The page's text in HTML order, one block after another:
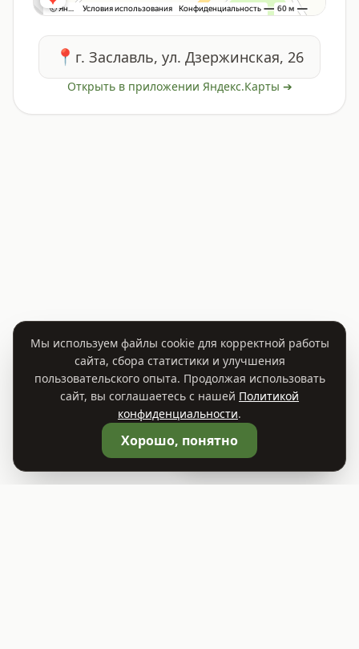
📍 г. Заславль, ул. Дзержинская, 26
Открыть в приложении Яндекс.Карты ➔
Мы используем файлы cookie для корректной работы
сайта, сбора статистики и улучшения
пользовательского опыта. Продолжая использовать
сайт, вы соглашаетесь с нашей Политикой
конфиденциальности.
Хорошо, понятно
🛒Корзина